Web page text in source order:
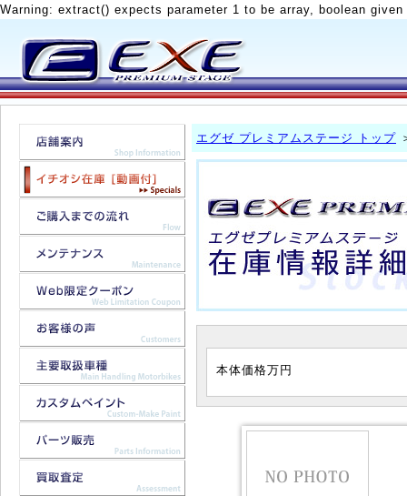
Warning: extract() expects parameter 1 to be array, boolean
エグゼ プレミアムステージ トップ
本体価格万円